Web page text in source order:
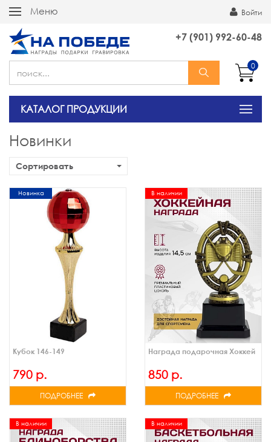
Меню Войти
+7 (901) 992-60-48
0
КАТАЛОГ ПРОДУКЦИИ
Новинки
Сортировать
Новинка
Кубок 146-149
790 р.
ПОДРОБНЕЕ
В наличии
Награда подарочная Хоккей
850 р.
ПОДРОБНЕЕ
В наличии В наличии